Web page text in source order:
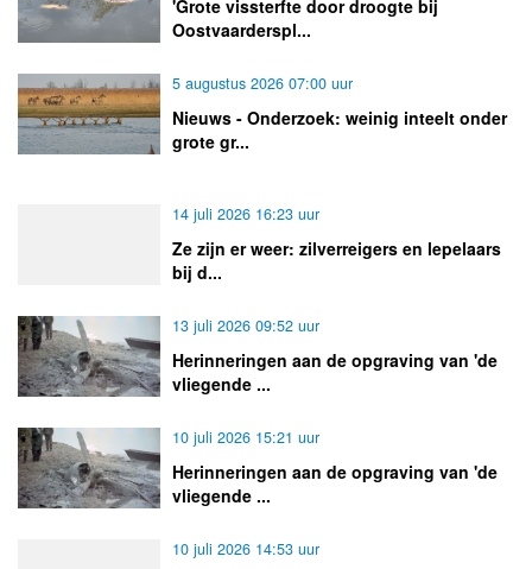
'Grote vissterfte door droogte bij
Oostvaarderspl...
5 augustus 2026 07:00 uur
Nieuws - Onderzoek: weinig inteelt onder
grote gr...
14 juli 2026 16:23 uur
Ze zijn er weer: zilverreigers en lepelaars
bij d...
13 juli 2026 09:52 uur
Herinneringen aan de opgraving van 'de
vliegende ...
10 juli 2026 15:21 uur
Herinneringen aan de opgraving van 'de
vliegende ...
10 juli 2026 14:53 uur